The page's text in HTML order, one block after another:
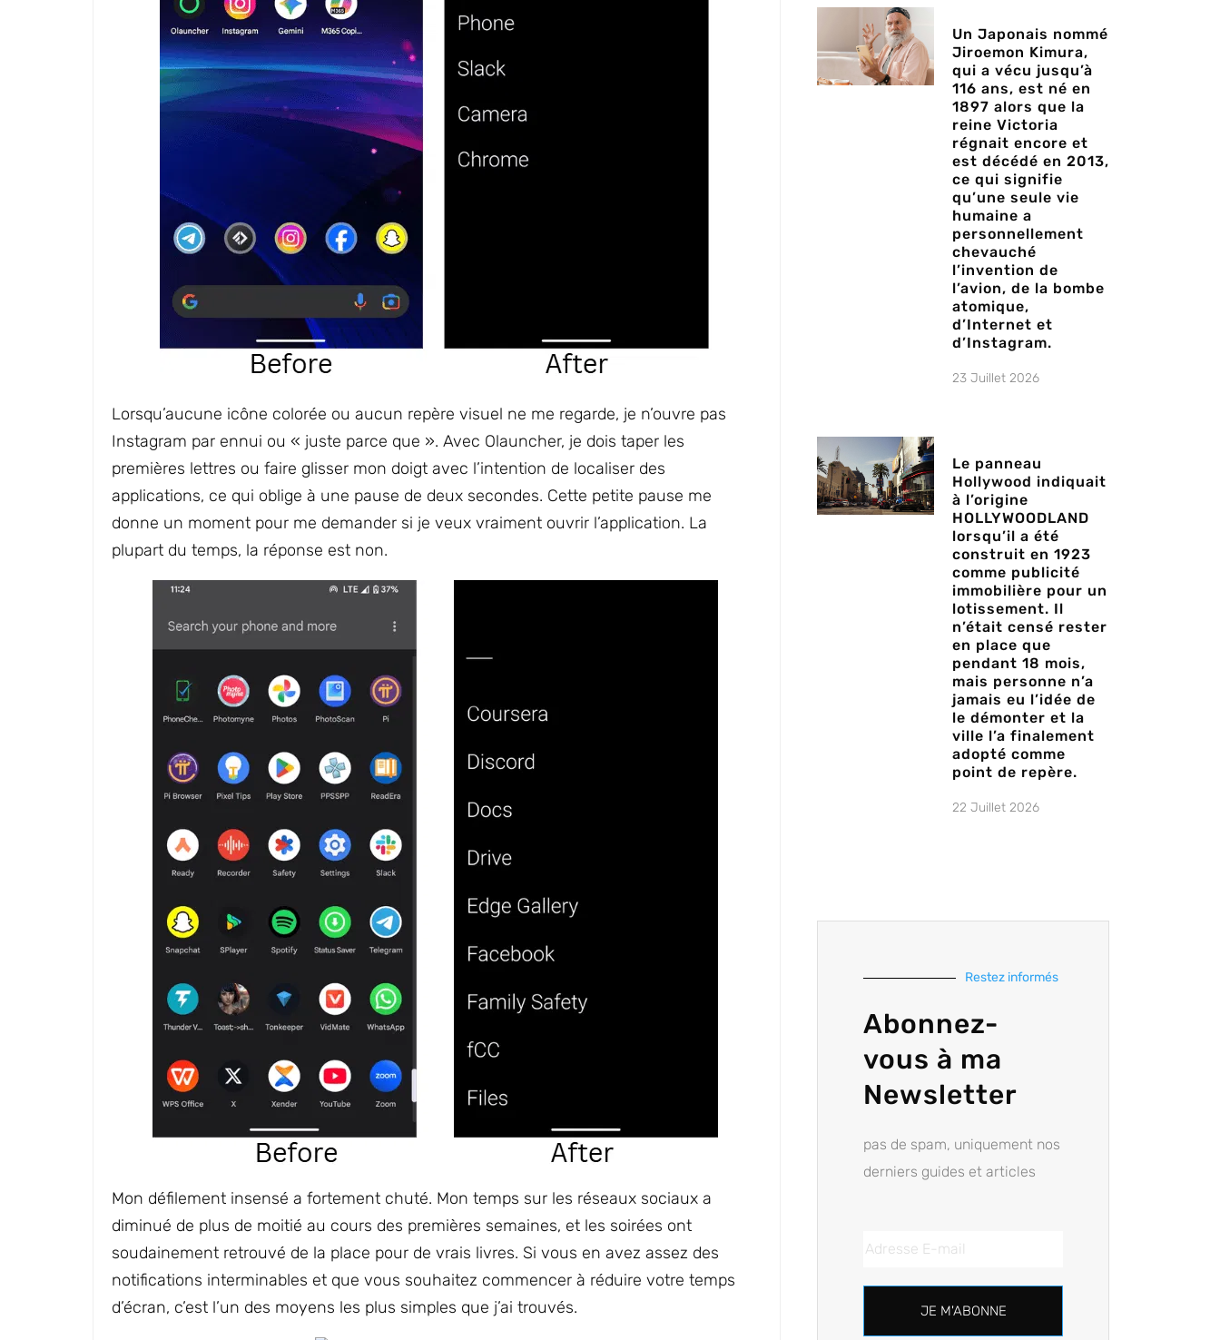
Lorsqu’aucune icône colorée ou aucun repère visuel ne me regarde, je n’ouvre pas
Instagram par ennui ou « juste parce que ». Avec Olauncher, je dois taper les
premières lettres ou faire glisser mon doigt avec l’intention de localiser des
applications, ce qui oblige à une pause de deux secondes. Cette petite pause me
donne un moment pour me demander si je veux vraiment ouvrir l’application. La
plupart du temps, la réponse est non.
Mon défilement insensé a fortement chuté. Mon temps sur les réseaux sociaux a
diminué de plus de moitié au cours des premières semaines, et les soirées ont
soudainement retrouvé de la place pour de vrais livres. Si vous en avez assez des
notifications interminables et que vous souhaitez commencer à réduire votre temps
d’écran, c’est l’un des moyens les plus simples que j’ai trouvés.
Un Japonais nommé
Jiroemon Kimura,
qui a vécu jusqu’à
116 ans, est né en
1897 alors que la
reine Victoria
régnait encore et
est décédé en 2013,
ce qui signifie
qu’une seule vie
humaine a
personnellement
chevauché
l’invention de
l’avion, de la bombe
atomique,
d’Internet et
d’Instagram.
23 Juillet 2026
Le panneau
Hollywood indiquait
à l’origine
HOLLYWOODLAND
lorsqu’il a été
construit en 1923
comme publicité
immobilière pour un
lotissement. Il
n’était censé rester
en place que
pendant 18 mois,
mais personne n’a
jamais eu l’idée de
le démonter et la
ville l’a finalement
adopté comme
point de repère.
22 Juillet 2026
Restez informés
Abonnez-
vous à ma
Newsletter
pas de spam, uniquement nos
derniers guides et articles
JE M'ABONNE